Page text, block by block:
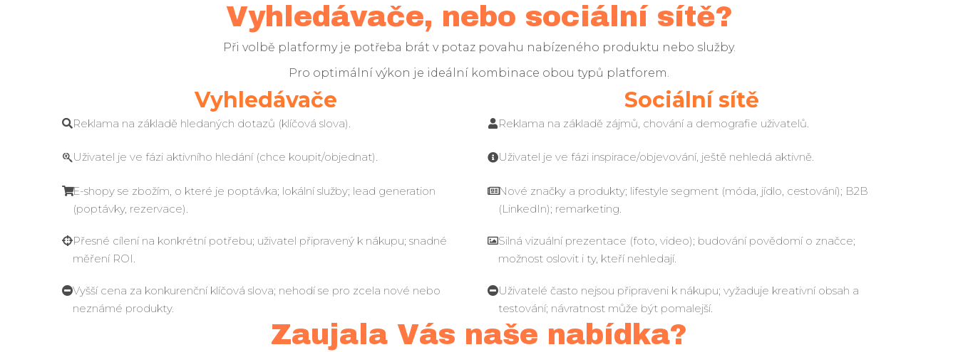
Vyhledávače, nebo sociální sítě?
Při volbě platformy je potřeba brát v potaz povahu nabízeného produktu nebo služby.
Pro optimální výkon je ideální kombinace obou typů platforem.
Vyhledávače
Reklama na základě hledaných dotazů (klíčová slova).
Uživatel je ve fázi aktivního hledání (chce koupit/objednat).
E-shopy se zbožím, o které je poptávka; lokální služby; lead generation
(poptávky, rezervace).
Přesné cílení na konkrétní potřebu; uživatel připravený k nákupu; snadné
měření ROI.
Vyšší cena za konkurenční klíčová slova; nehodí se pro zcela nové nebo
neznámé produkty.
Sociální sítě
Reklama na základě zájmů, chování a demografie uživatelů.
Uživatel je ve fázi inspirace/objevování, ještě nehledá aktivně.
Nové značky a produkty; lifestyle segment (móda, jídlo, cestování); B2B
(LinkedIn); remarketing.
Silná vizuální prezentace (foto, video); budování povědomí o značce;
možnost oslovit i ty, kteří nehledají.
Uživatelé často nejsou připraveni k nákupu; vyžaduje kreativní obsah a
testování; návratnost může být pomalejší.
Zaujala Vás naše nabídka?